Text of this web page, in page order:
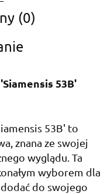
(0)
53B'
53B' to
znana ze swojej
wyglądu. Ta
wyborem dla
do swojego